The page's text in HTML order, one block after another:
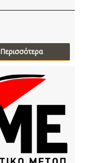
Περισσότερα